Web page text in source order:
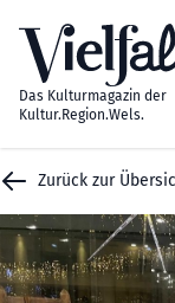
Das Kulturmagazin der
Kultur.Region.Wels.
Zurück zur